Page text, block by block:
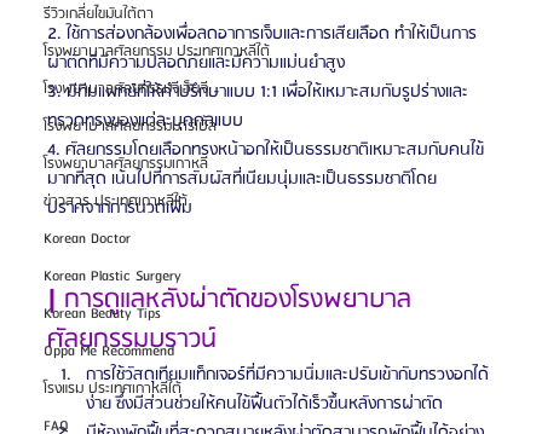
รีวิวเกลี่ยไขมันใต้ตา
โรงพยาบาลศัลยกรรม ประเทศเกาหลีใต้
โรงพยาบาลศัลยกรรมจีเอ็นจี
โรงพยาบาลศัลยกรรมมาร์เบิ้ล
โรงพยาบาลศัลยกรรมเกาหลี
ข่าวสาร ประเทศเกาหลีใต้
Korean Doctor
Korean Plastic Surgery
Korean Beauty Tips
Oppa Me Recommend
โรงแรม ประเทศเกาหลีใต้
FAQ
2. ใช้การส่องกล้องเพื่อลดอาการเจ็บและการเสียเลือด ทำให้เป็นการ
ผ่าตัดที่มีความปลอดภัยและมีความแม่นยำสูง
3. มีทีมแพทย์ที่ให้คำปรึกษาแบบ 1:1 เพื่อให้เหมาะสมกับรูปร่างและ
ทรวดทรงของแต่ละบุคคลแบบ
4. ศัลยกรรมโดยเลือกทรงหน้าอกให้เป็นธรรมชาติเหมาะสมกับคนไข้
มากที่สุด เน้นไปที่การสัมผัสที่เนียมนุ่มและเป็นธรรมชาติโดย
ปราศจากการนวดเพิ่ม
| การดูแลหลังผ่าตัดของโรงพยาบาล
ศัลยกรรมบราวน์
การใช้วัสดุเทียมแท็กเจอร์ที่มีความนิ่มและปรับเข้ากับทรวงอกได้
ง่าย ซึ่งมีส่วนช่วยให้คนไข้ฟื้นตัวได้เร็วขึ้นหลังการผ่าตัด